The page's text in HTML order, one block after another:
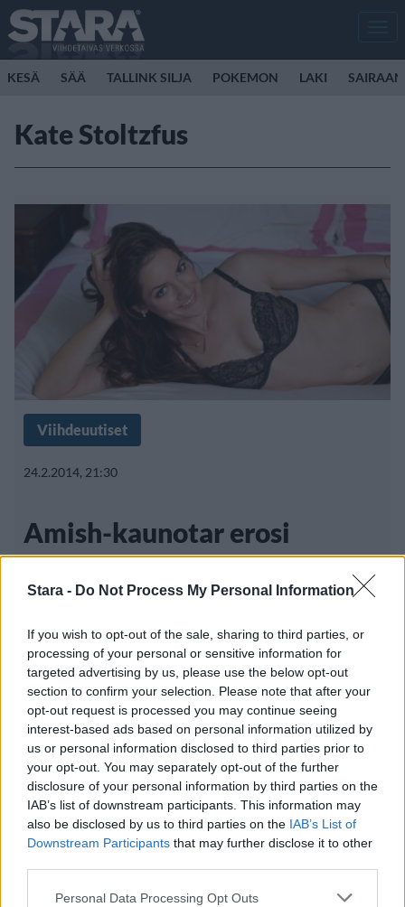
Stara - Do Not Process My Personal Information
If you wish to opt-out of the sale, sharing to third parties, or
processing of your personal or sensitive information for
targeted advertising by us, please use the below opt-out
section to confirm your selection. Please note that after your
opt-out request is processed you may continue seeing
interest-based ads based on personal information utilized by
us or personal information disclosed to third parties prior to
your opt-out. You may separately opt-out of the further
disclosure of your personal information by third parties on the
IAB’s list of downstream participants. This information may
also be disclosed by us to third parties on the IAB’s List of
Downstream Participants that may further disclose it to other
Personal Data Processing Opt Outs
KESÄ SÄÄ TALLINK SILJA POKEMON LAKI
Kate Stoltzfus
Viihdeuutiset
24.2.2014, 21:30
Amish-kaunotar erosi
Amishit ovat tunnetusti Yhdysvalloissa asuva
pieni ja eristäytynyt kristillinen joukko,
Info
Lähetä uutisvinkki
Yhteistyössä
Tyyliniekka